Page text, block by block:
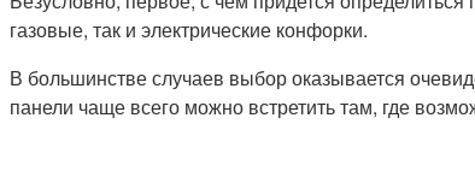
газовые, так и электрические конфорки.
В большинстве случаев выбор оказывается
панели чаще всего можно встретить там, где